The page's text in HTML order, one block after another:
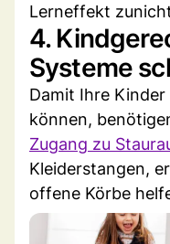
Lerneffekt
4.
Systeme
Damit Ihre
können,
Zugang zu
Kleiderstangen,
offene Körbe